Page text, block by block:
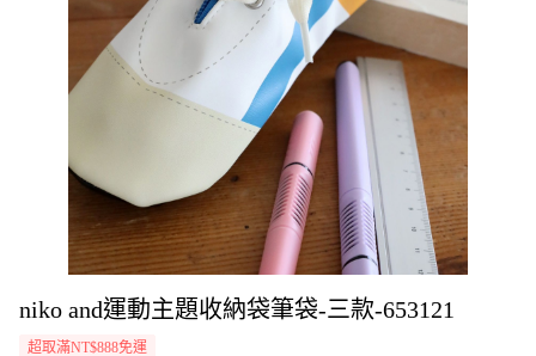
niko and運動主題收納袋筆袋-三款-653121
超取滿NT$888免運